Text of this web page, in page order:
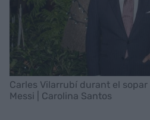
Carles Vilarrubí durant el sopar
Messi | Carolina Santos